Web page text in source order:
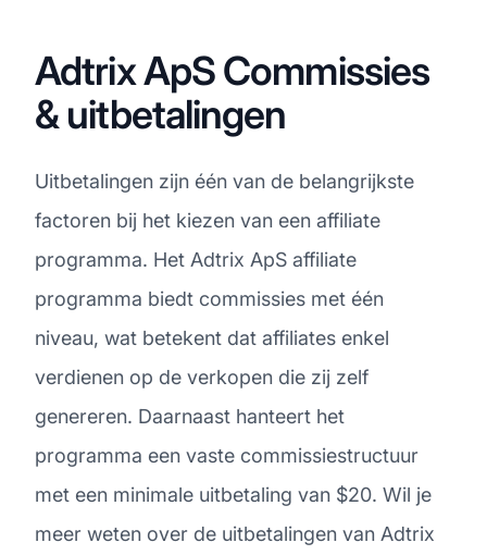
Adtrix ApS Commissies
& uitbetalingen
Uitbetalingen zijn één van de belangrijkste
factoren bij het kiezen van een affiliate
programma. Het Adtrix ApS affiliate
programma biedt commissies met één
niveau, wat betekent dat affiliates enkel
verdienen op de verkopen die zij zelf
genereren. Daarnaast hanteert het
programma een vaste commissiestructuur
met een minimale uitbetaling van $20. Wil je
meer weten over de uitbetalingen van Adtrix